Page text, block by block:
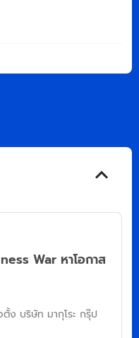
War หาโอกาส
ตั้ง บริษัท มากุโระ กรุ๊ป